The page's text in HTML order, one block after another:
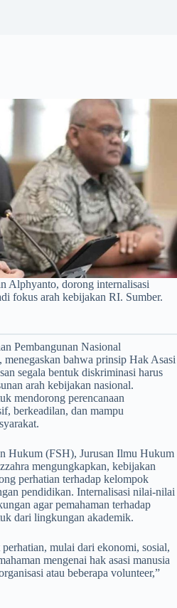
Alphyanto, dorong internalisasi
fokus arah kebijakan RI. Sumber.
Pembangunan Nasional
bahwa prinsip Hak Asasi
segala bentuk diskriminasi harus
arah kebijakan nasional.
mendorong perencanaan
berkeadilan, dan mampu
Hukum (FSH), Jurusan Ilmu Hukum
mengungkapkan, kebijakan
perhatian terhadap kelompok
pendidikan. Internalisasi nilai-nilai
agar pemahaman terhadap
dari lingkungan akademik.
mulai dari ekonomi, sosial,
mengenai hak asasi manusia
atau beberapa volunteer,”